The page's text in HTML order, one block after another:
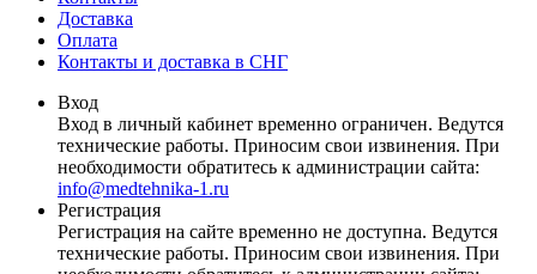
Доставка
Оплата
Контакты и доставка в СНГ
Вход
Вход в личный кабинет временно ограничен. Ведутся
технические работы. Приносим свои извинения. При
необходимости обратитесь к администрации сайта:
info@medtehnika-1.ru
Регистрация
Регистрация на сайте временно не доступна. Ведутся
технические работы. Приносим свои извинения. При